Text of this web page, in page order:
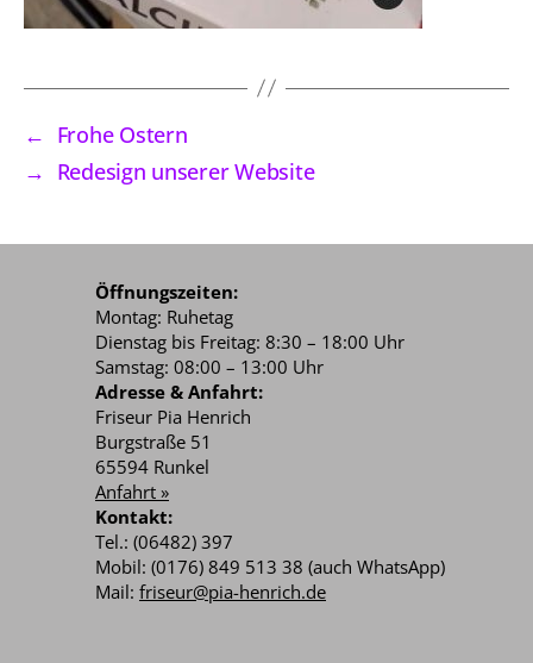
← Frohe Ostern
→ Redesign unserer Website
Öffnungszeiten:
Montag: Ruhetag
Dienstag bis Freitag: 8:30 – 18:00 Uhr
Samstag: 08:00 – 13:00 Uhr
Adresse & Anfahrt:
Friseur Pia Henrich
Burgstraße 51
65594 Runkel
Anfahrt »
Kontakt:
Tel.: (06482) 397
Mobil: (0176) 849 513 38 (auch WhatsApp)
Mail: friseur@pia-henrich.de